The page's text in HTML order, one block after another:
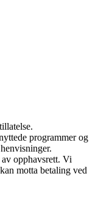
programmer og
opphavsrett. Vi
motta betaling ved